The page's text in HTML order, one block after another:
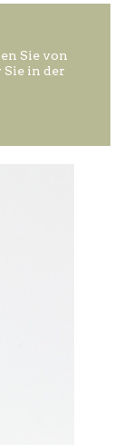
Sie von
Sie in der